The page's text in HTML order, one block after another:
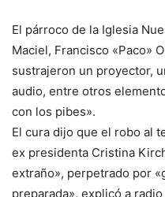
El párroco de la Iglesia
Maciel, Francisco «Paco»
sustrajeron un proyector,
audio, entre otros
con los pibes».
El cura dijo que el robo al
ex presidenta Cristina
extraño», perpetrado por
preparada», explicó a